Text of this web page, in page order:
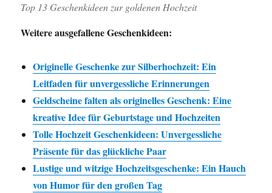
Top 13 Geschenkideen zur goldenen Hochzeit
Weitere ausgefallene Geschenkideen:
Originelle Geschenke zur Silberhochzeit: Ein
Leitfaden für unvergessliche Erinnerungen
Geldscheine falten als originelles Geschenk: Eine
kreative Idee für Geburtstage und Hochzeiten
Tolle Hochzeit Geschenkideen: Unvergessliche
Präsente für das glückliche Paar
Lustige und witzige Hochzeitsgeschenke: Ein Hauch
von Humor für den großen Tag